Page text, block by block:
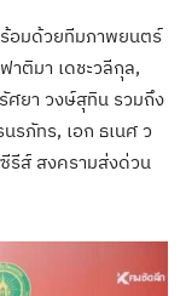
อมด้วยทีมภาพยนตร์
าติมา เดชะวลีกุล,
ยา วงษ์สุทิน รวมถึง
รภัทร, เอก ธเนศ ว
รีส์ สงครามส่งด่วน